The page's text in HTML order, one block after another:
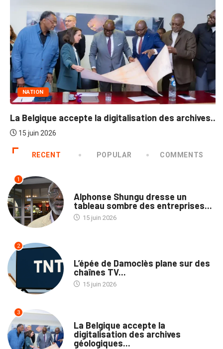
NATION
La Belgique accepte la digitalisation des archives...
15 juin 2026
RECENT POPULAR COMMENTS
1
Alphonse Shungu dresse un
tableau sombre des entreprises...
15 juin 2026
2
L’épée de Damoclès plane sur des
chaînes TV...
15 juin 2026
3
La Belgique accepte la
digitalisation des archives
géologiques...